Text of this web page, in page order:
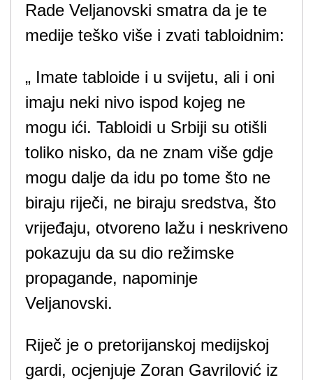
Rade Veljanovski smatra da je te
medije teško više i zvati tabloidnim:
„ Imate tabloide i u svijetu, ali i oni
imaju neki nivo ispod kojeg ne
mogu ići. Tabloidi u Srbiji su otišli
toliko nisko, da ne znam više gdje
mogu dalje da idu po tome što ne
biraju riječi, ne biraju sredstva, što
vrijeđaju, otvoreno lažu i neskriveno
pokazuju da su dio režimske
propagande, napominje
Veljanovski.
Riječ je o pretorijanskoj medijskoj
gardi, ocjenjuje Zoran Gavrilović iz